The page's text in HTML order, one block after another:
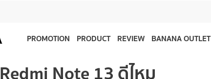
PROMOTION PRODUCT REVIEW BANANA OUTLET
Redmi Note 13 ดีไหม